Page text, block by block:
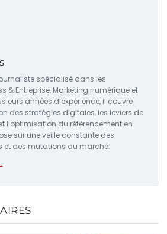
spécialisé dans les
& Entreprise, Marketing numérique et
années d’expérience, il couvre
des stratégies digitales, les leviers de
l’optimisation du référencement en
sur une veille constante des
et des mutations du marché.